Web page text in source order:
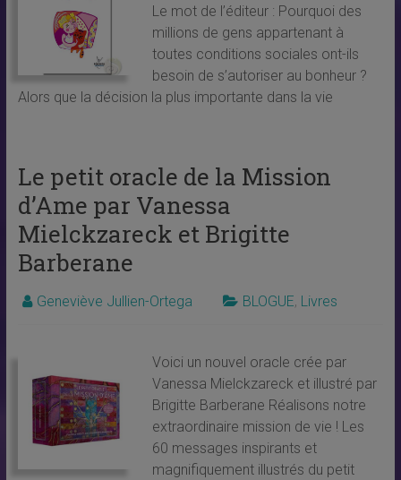
Le mot de l’éditeur : Pourquoi des
millions de gens appartenant à
toutes conditions sociales ont-ils
besoin de s’autoriser au bonheur ?
Alors que la décision la plus importante dans la vie
Le petit oracle de la Mission
d’Ame par Vanessa
Mielckzareck et Brigitte
Barberane
Geneviève Jullien-Ortega BLOGUE, Livres
Voici un nouvel oracle crée par
Vanessa Mielckzareck et illustré par
Brigitte Barberane Réalisons notre
extraordinaire mission de vie ! Les
60 messages inspirants et
magnifiquement illustrés du petit